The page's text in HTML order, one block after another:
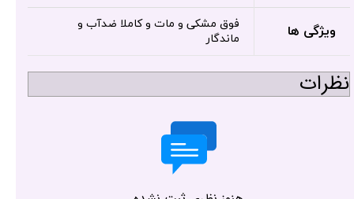
ویژگی ها
فوق مشکی و مات و کاملا ضدآب و
ماندگار
نظرات